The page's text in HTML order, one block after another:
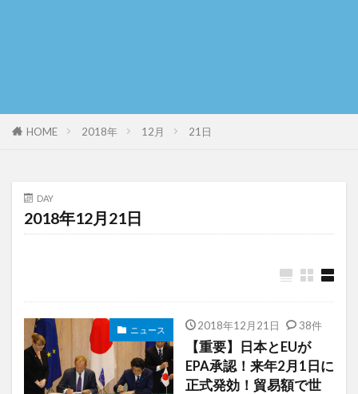
HOME 2018年 12月 21日
DAY
2018年12月21日
ニュース 2018年12月21日 38件
【重要】日本とEUが
EPA承認！来年2月1日に
正式発効！貿易額で世